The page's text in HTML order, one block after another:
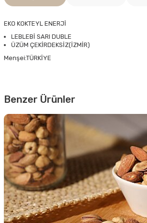
EKO KOKTEYL ENERJİ
LEBLEBİ SARI DUBLE
ÜZÜM ÇEKİRDEKSİZ(İZMİR)
Menşei:TÜRKİYE
Benzer Ürünler